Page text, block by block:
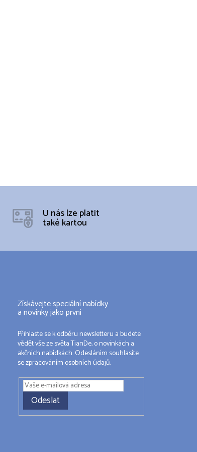
U nás lze platit
také kartou
Získávejte speciální nabídky
a novinky jako první
Přihlaste se k odběru newsletteru a budete
vědět vše ze světa TianDe, o novinkách a
akčních nabídkách. Odesláním souhlasíte
se zpracováním osobních údajů.
Odeslat